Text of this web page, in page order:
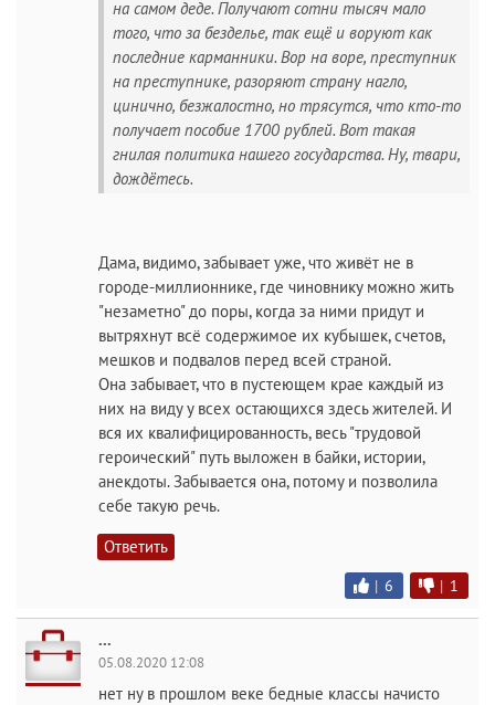
на самом деде. Получают сотни тысяч мало
того, что за безделье, так ещё и воруют как
последние карманники. Вор на воре, преступник
на преступнике, разоряют страну нагло,
цинично, безжалостно, но трясутся, что кто-то
получает пособие 1700 рублей. Вот такая
гнилая политика нашего государства. Ну, твари,
дождётесь.
Дама, видимо, забывает уже, что живёт не в
городе-миллионнике, где чиновнику можно жить
"незаметно" до поры, когда за ними придут и
вытряхнут всё содержимое их кубышек, счетов,
мешков и подвалов перед всей страной.
Она забывает, что в пустеющем крае каждый из
них на виду у всех остающихся здесь жителей. И
вся их квалифицированность, весь "трудовой
героический" путь выложен в байки, истории,
анекдоты. Забывается она, потому и позволила
себе такую речь.
Ответить
| 6 | 1
...
05.08.2020 12:08
нет ну в прошлом веке бедные классы начисто